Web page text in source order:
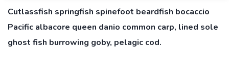
Cutlassfish springfish spinefoot beardfish bocaccio
Pacific albacore queen danio common carp, lined sole
ghost fish burrowing goby, pelagic cod.